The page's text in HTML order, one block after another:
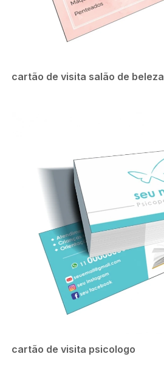
cartão de visita salão de beleza
cartão de visita psicologo